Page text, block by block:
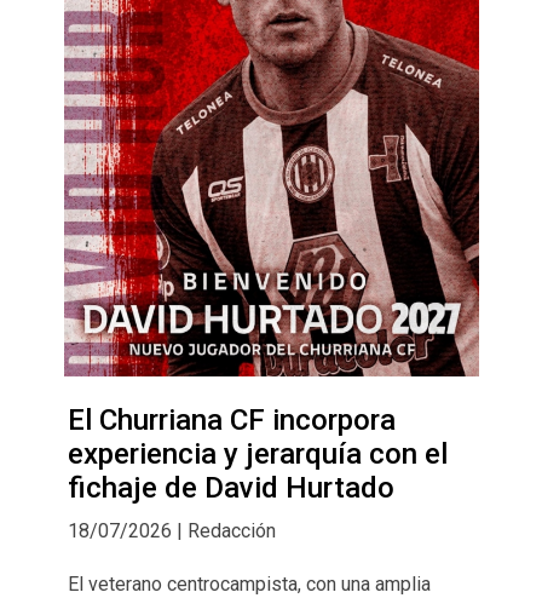
El Churriana CF incorpora
experiencia y jerarquía con el
fichaje de David Hurtado
18/07/2026 | Redacción
El veterano centrocampista, con una amplia